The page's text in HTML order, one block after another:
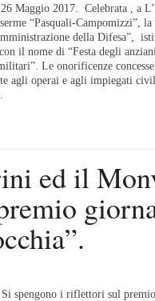
Maggio 2017. Celebrata , a
“Pasquali-Campomizzi”,
della Difesa”,
il nome di “Festa degli
Le onorificenze concesse
agli operai e agli impiegati
ed il
spengono i riflettori sul